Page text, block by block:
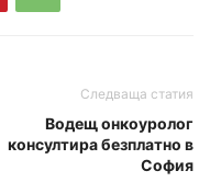
Следваща статия
Водещ онкоуролог
консултира безплатно в
София